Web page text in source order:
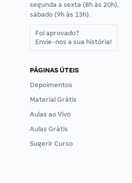
segunda a sexta (8h às 20h),
sábado (9h às 13h).
Foi aprovado?
Envie-nos a sua história!
PÁGINAS ÚTEIS
Depoimentos
Material Grátis
Aulas ao Vivo
Aulas Grátis
Sugerir Curso